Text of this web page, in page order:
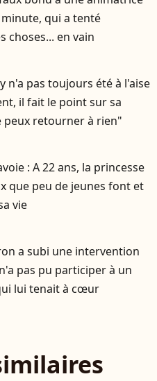
qui a tenté
choses... en vain
n'a pas toujours été à l'aise
il fait le point sur sa
peux retourner à rien"
: A 22 ans, la princesse
que peu de jeunes font et
vie
a subi une intervention
pas pu participer à un
lui tenait à cœur